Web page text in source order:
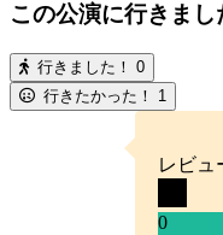
この公演に行きまし
行きました！ 0
行きたかった！ 1
レビュ
0